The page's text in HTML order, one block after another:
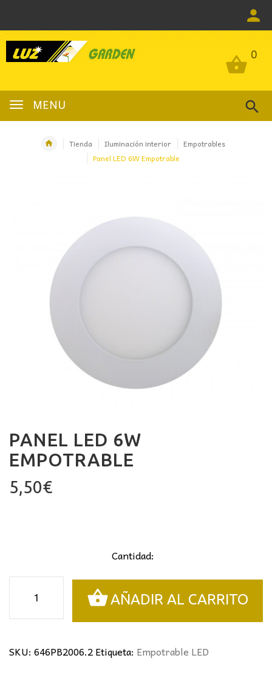
0
MENU
0
Tienda Iluminación interior
Empotrables
Panel LED 6W Empotrable
PANEL LED 6W
EMPOTRABLE
5,50€
Cantidad:
6W
cantidad
AÑADIR AL CARRITO
SKU: 646PB2006.2Etiqueta: Empotrable LED